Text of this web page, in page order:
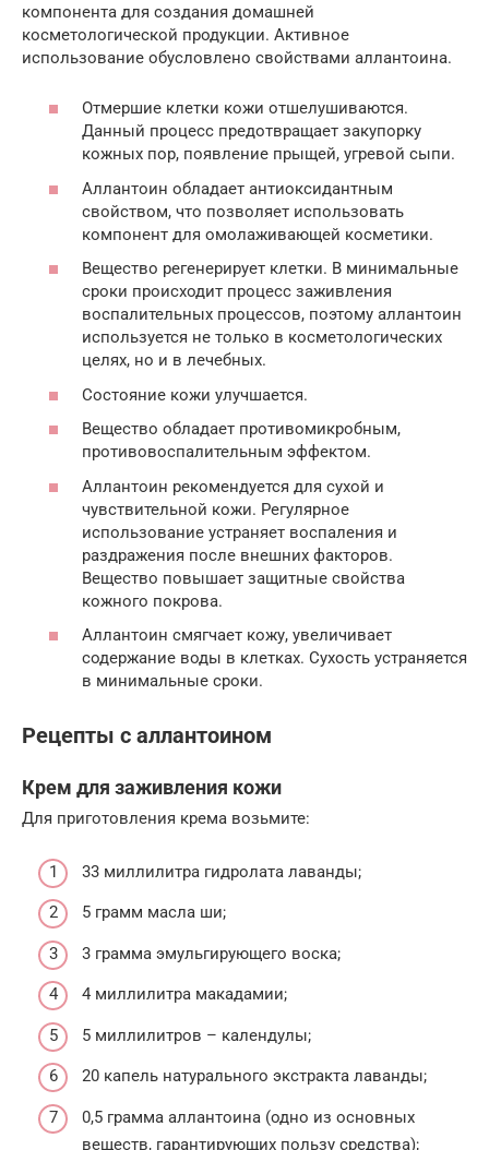
компонента для создания домашней
косметологической продукции. Активное
использование обусловлено свойствами аллантоина.
Отмершие клетки кожи отшелушиваются.
Данный процесс предотвращает закупорку
кожных пор, появление прыщей, угревой сыпи.
Аллантоин обладает антиоксидантным
свойством, что позволяет использовать
компонент для омолаживающей косметики.
Вещество регенерирует клетки. В минимальные
сроки происходит процесс заживления
воспалительных процессов, поэтому аллантоин
используется не только в косметологических
целях, но и в лечебных.
Состояние кожи улучшается.
Вещество обладает противомикробным,
противовоспалительным эффектом.
Аллантоин рекомендуется для сухой и
чувствительной кожи. Регулярное
использование устраняет воспаления и
раздражения после внешних факторов.
Вещество повышает защитные свойства
кожного покрова.
Аллантоин смягчает кожу, увеличивает
содержание воды в клетках. Сухость устраняется
в минимальные сроки.
Рецепты с аллантоином
Крем для заживления кожи
Для приготовления крема возьмите:
33 миллилитра гидролата лаванды;
5 грамм масла ши;
3 грамма эмульгирующего воска;
4 миллилитра макадамии;
5 миллилитров – календулы;
20 капель натурального экстракта лаванды;
0,5 грамма аллантоина (одно из основных
веществ, гарантирующих пользу средства);